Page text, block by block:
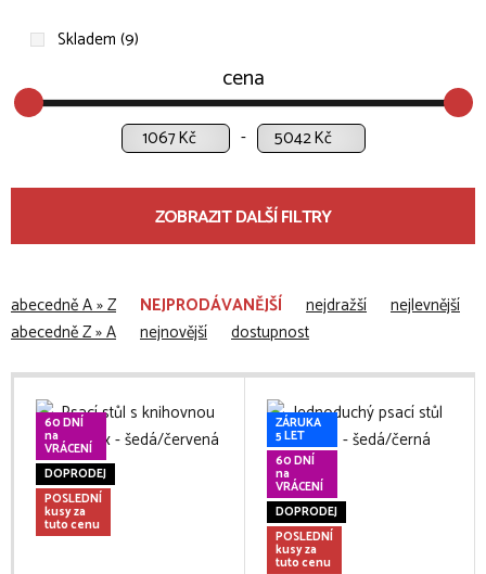
Skladem (9)
cena
Kč Kč
ZOBRAZIT DALŠÍ FILTRY
abecedně A » Z NEJPRODÁVANĚJŠÍ nejdražší
nejlevnější
abecedně Z » A
nejnovější dostupnost
60 DNÍ
na
VRÁCENÍ
DOPRODEJ
POSLEDNÍ
kusy za
tuto cenu
ZÁRUKA
5 LET
60 DNÍ
na
VRÁCENÍ
DOPRODEJ
POSLEDNÍ
kusy za
tuto cenu